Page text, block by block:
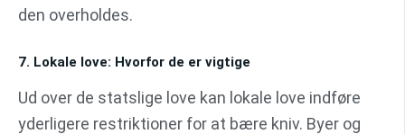
den overholdes.
7. Lokale love: Hvorfor de er vigtige
Ud over de statslige love kan lokale love indføre
yderligere restriktioner for at bære kniv. Byer og